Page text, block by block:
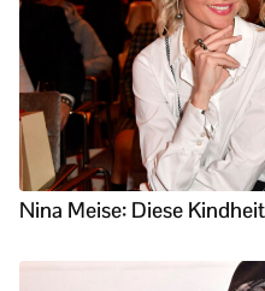
Nina Meise: Diese